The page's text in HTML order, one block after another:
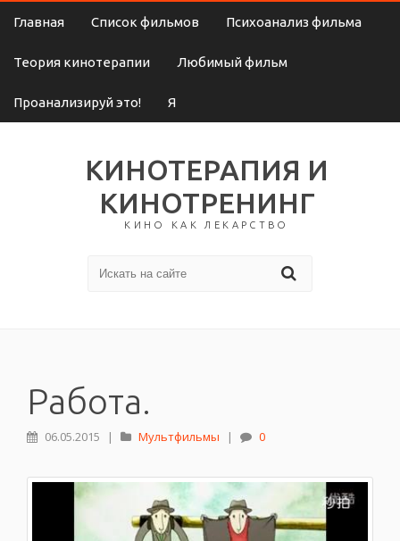
Главная Список фильмов Психоанализ фильма
Теория кинотерапии Любимый фильм
Проанализируй это! Я
КИНОТЕРАПИЯ И
КИНОТРЕНИНГ
КИНО КАК ЛЕКАРСТВО
Работа.
06.05.2015 | Мультфильмы | 0